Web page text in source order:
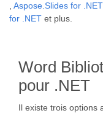
Aspose.Slides for .NET
for .NET et plus.
Word
pour .NET
Il existe trois options